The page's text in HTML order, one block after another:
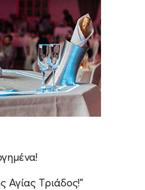
Αγίας Τριάδος!"